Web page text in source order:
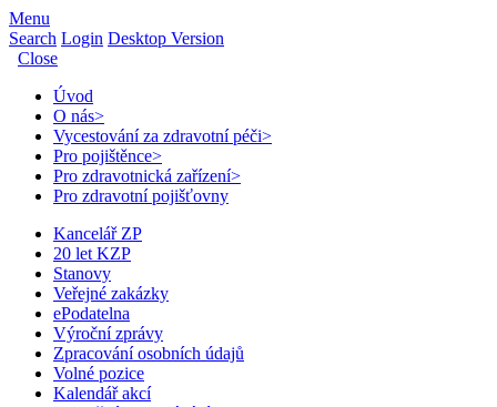
Menu
Search Login Desktop Version
Close
Úvod
O nás>
Vycestování za zdravotní péči>
Pro pojištěnce>
Pro zdravotnická zařízení>
Pro zdravotní pojišťovny
Kancelář ZP
20 let KZP
Stanovy
Veřejné zakázky
ePodatelna
Výroční zprávy
Zpracování osobních údajů
Volné pozice
Kalendář akcí